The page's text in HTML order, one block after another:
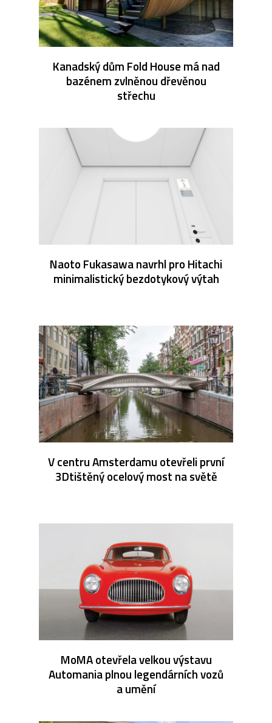
Kanadský dům Fold House má nad
bazénem zvlněnou dřevěnou
střechu
Naoto Fukasawa navrhl pro Hitachi
minimalistický bezdotykový výtah
V centru Amsterdamu otevřeli první
3Dtištěný ocelový most na světě
MoMA otevřela velkou výstavu
Automania plnou legendárních vozů
a umění